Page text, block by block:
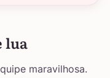
lua
maravilhosa.